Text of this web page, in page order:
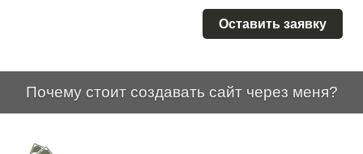
Оставить заявку
Почему стоит создавать сайт через меня?